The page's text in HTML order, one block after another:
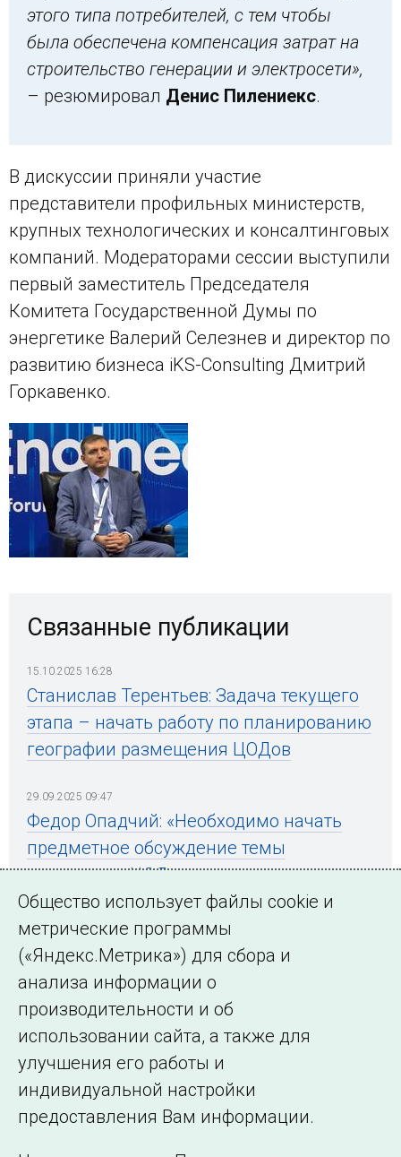
этого типа потребителей, с тем чтобы
была обеспечена компенсация затрат на
строительство генерации и электросети»,
– резюмировал Денис Пилениекс.
В дискуссии приняли участие
представители профильных министерств,
крупных технологических и консалтинговых
компаний. Модераторами сессии выступили
первый заместитель Председателя
Комитета Государственной Думы по
энергетике Валерий Селезнев и директор по
развитию бизнеса iKS-Consulting Дмитрий
Горкавенко.
Связанные публикации
15.10.2025 16:28
Станислав Терентьев: Задача текущего
этапа – начать работу по планированию
географии размещения ЦОДов
29.09.2025 09:47
Федор Опадчий: «Необходимо начать
предметное обсуждение темы
интеграции ЦОД в энергосистему»
← Все публикации
Подписаться на новости
©2005–2026 АО «СО ЕЭС»
Филиалы и
представительства
Общество использует файлы cookie и
метрические программы
(«Яндекс.Метрика») для сбора и
анализа информации о
производительности и об
использовании сайта, а также для
улучшения его работы и
индивидуальной настройки
предоставления Вам информации.